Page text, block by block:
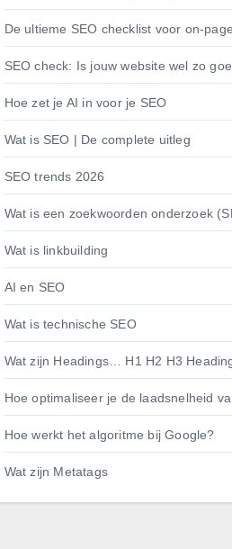
De ultieme SEO checklist voor on-
SEO check: Is jouw website wel zo
Hoe zet je AI in voor je SEO
Wat is SEO | De complete uitleg
SEO trends 2026
Wat is een zoekwoorden onderzoek
Wat is linkbuilding
AI en SEO
Wat is technische SEO
Wat zijn Headings… H1 H2 H3
Hoe optimaliseer je de laadsnelheid
Hoe werkt het algoritme bij Google?
Wat zijn Metatags